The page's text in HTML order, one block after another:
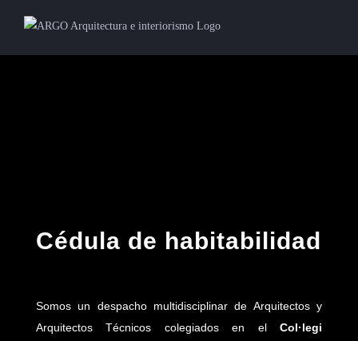
Cédula de habitabilidad
Somos un despacho multidisciplinar de Arquitectos y
Arquitectos Técnicos colegiados en elCol·legi